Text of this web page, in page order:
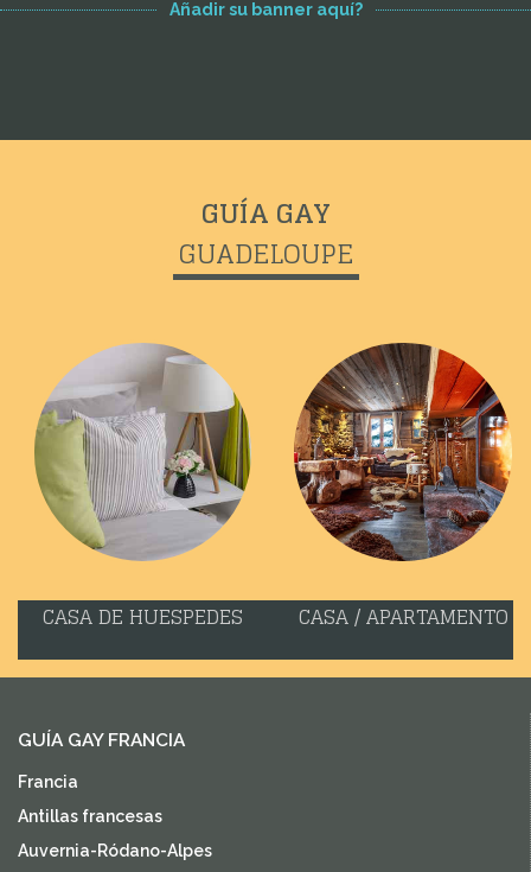
Añadir su banner aquí?
GUÍA GAY
GUADELOUPE
CASA DE HUESPEDES CASA / APARTAMENTO
GUÍA GAY FRANCIA
Francia
Antillas francesas
Auvernia-Ródano-Alpes